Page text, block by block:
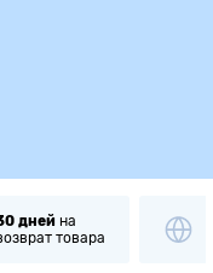
дней на
товара